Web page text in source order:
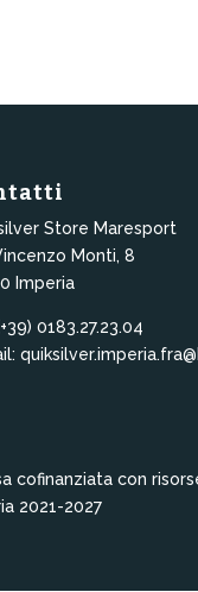
Store Maresport
Monti, 8
Imperia
0183.27.23.04
cofinanziata con
2021-2027